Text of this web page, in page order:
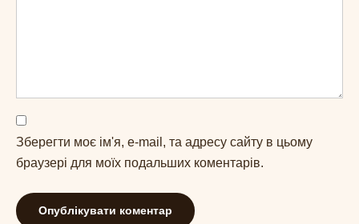
Зберегти моє ім'я, e-mail, та адресу сайту в цьому
браузері для моїх подальших коментарів.